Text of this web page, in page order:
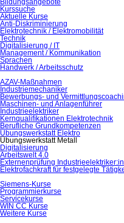
Bildungsangebote
Kurssuche
Aktuelle Kurse
Anti-Diskriminierung
Elektrotechnik / Elektromobilität
Technik
Digitalisierung / IT
Management / Kommunikation
Sprachen
Handwerk / Arbeitsschutz
AZAV-Maßnahmen
Industriemechaniker
Bewerbungs- und
Maschinen- und Anlagenführer
Industrieelektriker
Kernqualiﬁkationen Elektrotechnik
Berufliche Grundkompetenzen
Übungswerkstatt Elektro
Übungswerkstatt Metall
Digitalisierung
Arbeitswelt 4.0
Externenprüfung Industrieelektriker:in
Elektrofachkraft für festgelegte
Siemens-Kurse
Programmierkurse
Servicekurse
WIN CC Kurse
Weitere Kurse